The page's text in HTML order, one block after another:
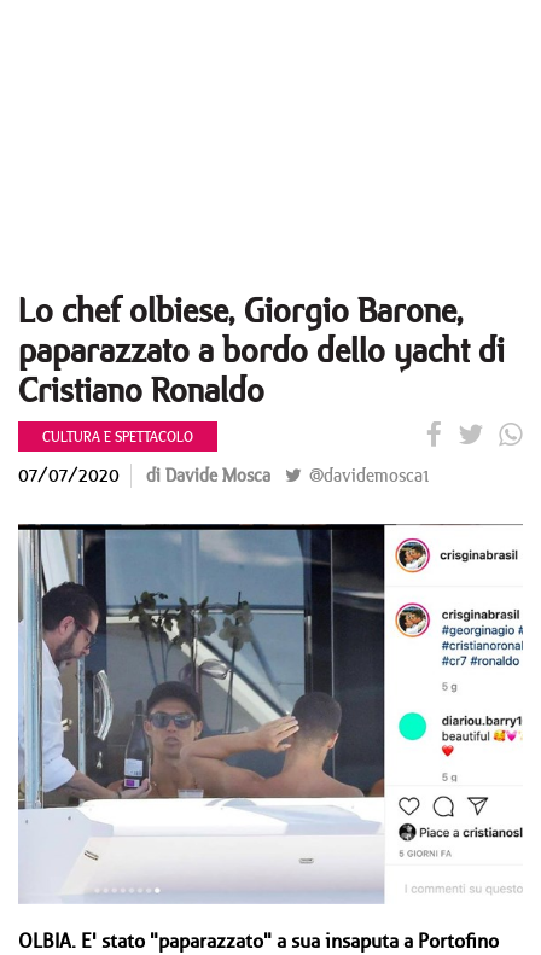
Lo chef olbiese, Giorgio Barone,
paparazzato a bordo dello yacht di
Cristiano Ronaldo
CULTURA E SPETTACOLO
07/07/2020 di Davide Mosca @davidemosca1
OLBIA. E' stato "paparazzato" a sua insaputa a Portofino